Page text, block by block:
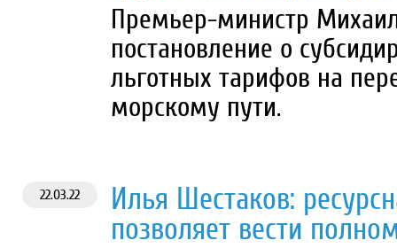
Премьер-министр
постановление о
льготных тарифов на
морскому пути.
22.03.22
Илья Шестаков:
позволяет вести